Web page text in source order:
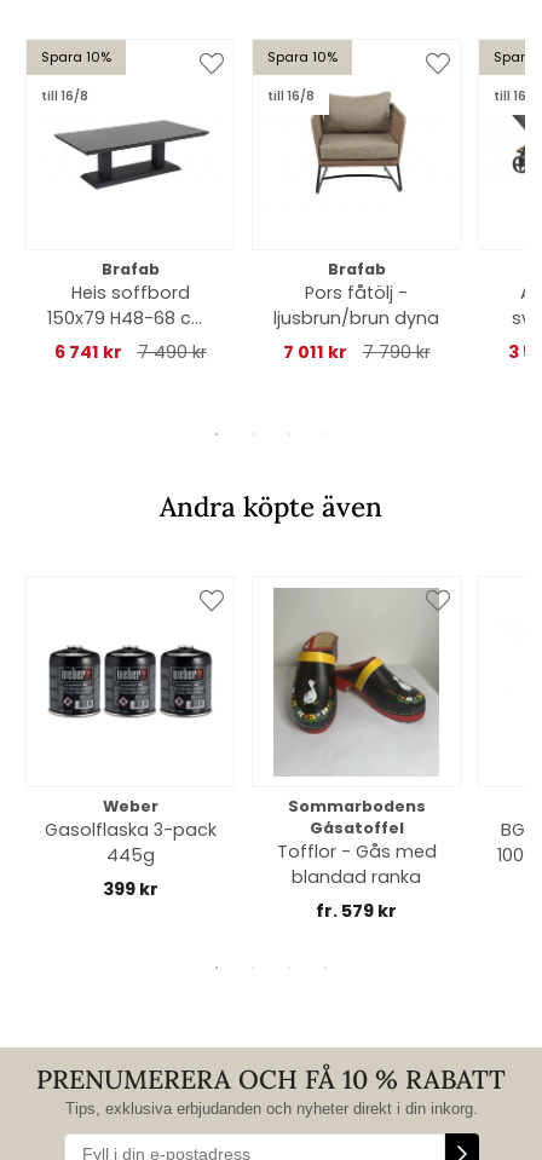
Spara 10%
till 16/8
Brafab
Heis soffbord
150x79 H48-68 cm,
höj- och sänkbart -
6 741 kr 7 490 kr
Spara 10%
till 16/8
Brafab
Pors fåtölj -
ljusbrun/brun dyna
7 011 kr
7 790 kr
Spara
till 16/8
3
Andra köpte även
Weber
Gasolflaska 3-pack
445g
399 kr
Sommarbodens
Gåsatoffel
Tofflor - Gås med
blandad ranka
fr. 579 kr
PRENUMERERA OCH FÅ 10 % RABATT
Tips, exklusiva erbjudanden och nyheter direkt i din inkorg.